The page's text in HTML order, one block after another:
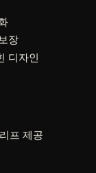
장
디자인
프 제공